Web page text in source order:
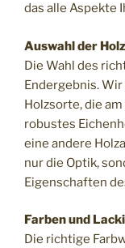
das alle Aspekte
Auswahl der
Die Wahl des
Endergebnis.
Holzsorte, die
robustes
eine andere
nur die Optik,
Eigenschaften
Farben und
Die richtige